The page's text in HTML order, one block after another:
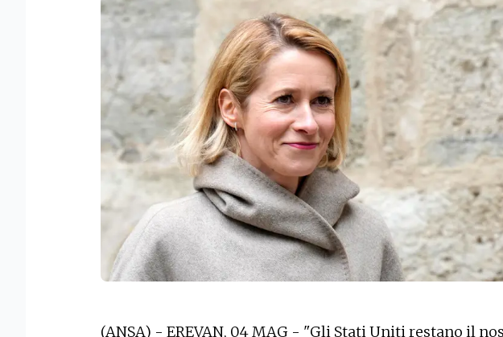
(ANSA) - EREVAN, 04 MAG - "Gli Stati Uniti restano il